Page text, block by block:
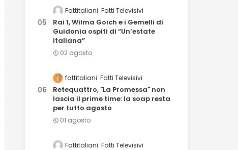
Fattitaliani Fatti Televisivi
Rai 1, Wilma Goich e i Gemelli di
Guidonia ospiti di “Un’estate
italiana”
02 agosto
fattitaliani Fatti Televisivi
Retequattro, "La Promessa" non
lascia il prime time: la soap resta
per tutto agosto
01 agosto
Fattitaliani Fatti Televisivi